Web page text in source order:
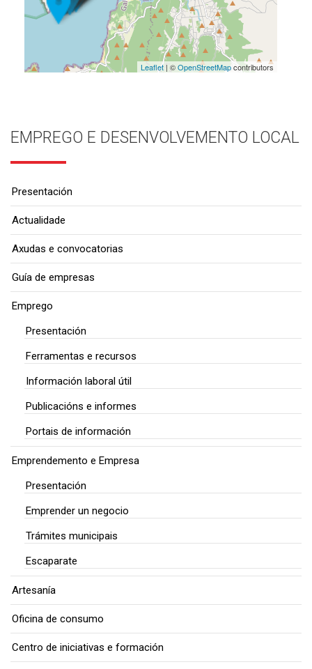
Leaflet| ©OpenStreetMapcontributors
EMPREGO E DESENVOLVEMENTO LOCAL
Presentación
Actualidade
Axudas e convocatorias
Guía de empresas
Emprego
Presentación
Ferramentas e recursos
Información laboral útil
Publicacións e informes
Portais de información
Emprendemento e Empresa
Presentación
Emprender un negocio
Trámites municipais
Escaparate
Artesanía
Oficina de consumo
Centro de iniciativas e formación